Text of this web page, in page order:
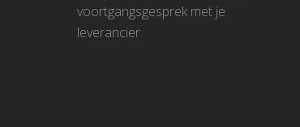
voortgangsgesprek met je
leverancier